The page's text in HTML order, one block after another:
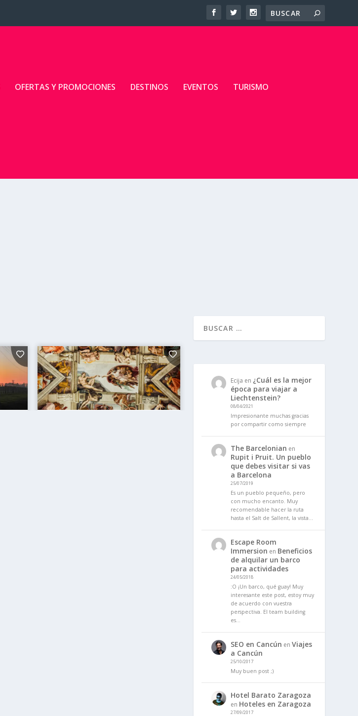
OFERTAS Y PROMOCIONES DESTINOS EVENTOS TURISMO
Ecija en ¿Cuál es la mejor
época para viajar a
Liechtenstein?
08/04/2021
Impresionante muchas gracias
por compartir como siempre
The Barcelonian en
Rupit i Pruit. Un pueblo
que debes visitar si vas
a Barcelona
25/07/2019
Es un pueblo pequeño, pero
con mucho encanto. Muy
recomendable hacer la ruta
hasta el Salt de Sallent, la vista…
Escape Room
Immersion en Beneficios
de alquilar un barco
para actividades
24/05/2018
:O ¡Un barco, qué guay! Muy
interesante este post, estoy muy
de acuerdo con vuestra
perspectiva. El team building
es…
SEO en Cancún en Viajes
a Cancún
25/10/2017
Muy buen post ;)
Hotel Barato Zaragoza
en Hoteles en Zaragoza
27/09/2017